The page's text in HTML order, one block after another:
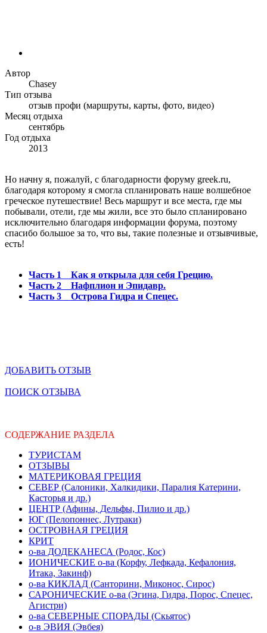
Автор
Chasey
Тип отзыва
отзыв профи (маршруты, карты, фото, видео)
Месяц отдыха
сентябрь
Год отдыха
2013
Но начну я, пожалуй, с благодарности форуму greek.ru,
благодаря которому я смогла спланировать наше волшебное
греческое путешествие! Весь маршрут и все места, где мы
побывали, отели, где мы жили, все это было спланировано
исключительно благодаря информации форума, поэтому
спасибо большое за то, что вы, такие полезные и отзывчивые,
есть!
Часть 1 Как я открыла для себя Грецию.
Часть 2 Нафплион и Эпидавр.
Часть 3 Острова Гидра и Спецес.
ДОБАВИТЬ ОТЗЫВ
ПОИСК ОТЗЫВА
СОДЕРЖАНИЕ РАЗДЕЛА
ТУРИСТАМ
ОТЗЫВЫ
МАТЕРИКОВАЯ ГРЕЦИЯ
СЕВЕР (Салоники, Халкидики, Паралия Катерини,
Касторья и др.)
ЦЕНТР (Афины, Дельфы, Пилио и др.)
ЮГ (Пелопоннес, Лутраки)
ОСТРОВНАЯ ГРЕЦИЯ
КРИТ
о-ва ДОДЕКАНЕСА (Родос, Кос)
ИОНИЧЕСКИЕ о-ва (Корфу, Лефкада, Кефалония,
Итака, Закинф)
о-ва КИКЛАД (Санторини, Миконос, Сирос)
САРОНИЧЕСКИЕ о-ва (Эгина, Гидра, Порос, Спецес,
Агистри)
о-ва СЕВЕРНЫЕ СПОРАДЫ (Скьятос)
о-в ЭВИЯ (Эвбея)